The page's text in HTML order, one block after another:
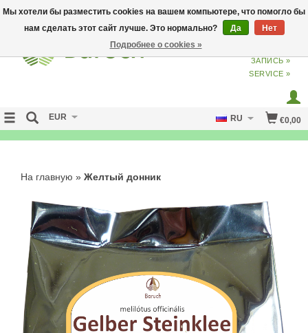
ВХОДИЗ
ЗАПИСЬ »
SERVICE »
€0,00
EUR RU
На главную » Желтый донник
Мы хотели бы разместить cookies на вашем компьютере, что помогло бы
нам сделать этот сайт лучше. Это нормально?
Да
Нет
Подробнее о cookies »